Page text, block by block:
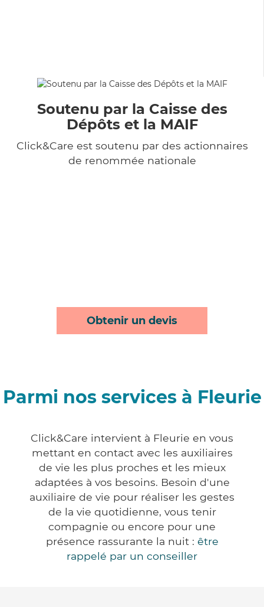
Soutenu par la Caisse des
Dépôts et la MAIF
Click&Care est soutenu par des actionnaires
de renommée nationale
Obtenir un devis
Parmi nos services à Fleurie
Click&Care intervient à Fleurie en vous
mettant en contact avec les auxiliaires
de vie les plus proches et les mieux
adaptées à vos besoins. Besoin d'une
auxiliaire de vie pour réaliser les gestes
de la vie quotidienne, vous tenir
compagnie ou encore pour une
présence rassurante la nuit : être
rappelé par un conseiller